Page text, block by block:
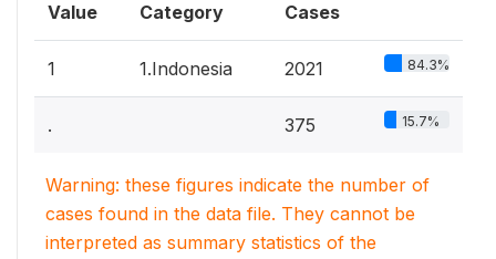
Value Category Cases
1 1.Indonesia 2021 84.3%
. 375 15.7%
Warning: these figures indicate the number of
cases found in the data file. They cannot be
interpreted as summary statistics of the